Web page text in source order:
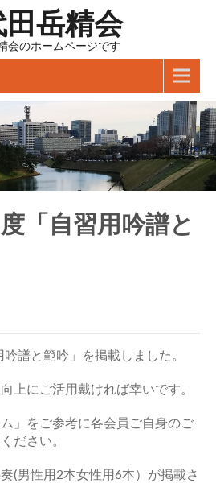
岳精会
会のホームページです
「自習用吟譜と
譜と範吟」を掲載しました。
上にご活用戴ければ幸いです。
」をご参考に各会員ご自身のご
ださい。
(男性用2本女性用6本）が掲載さ